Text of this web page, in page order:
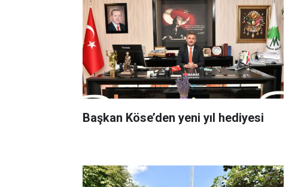
Başkan Köse’den yeni yıl hediyesi